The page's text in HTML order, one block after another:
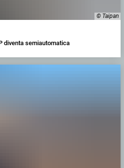
© Taipan
diventa semiautomatica